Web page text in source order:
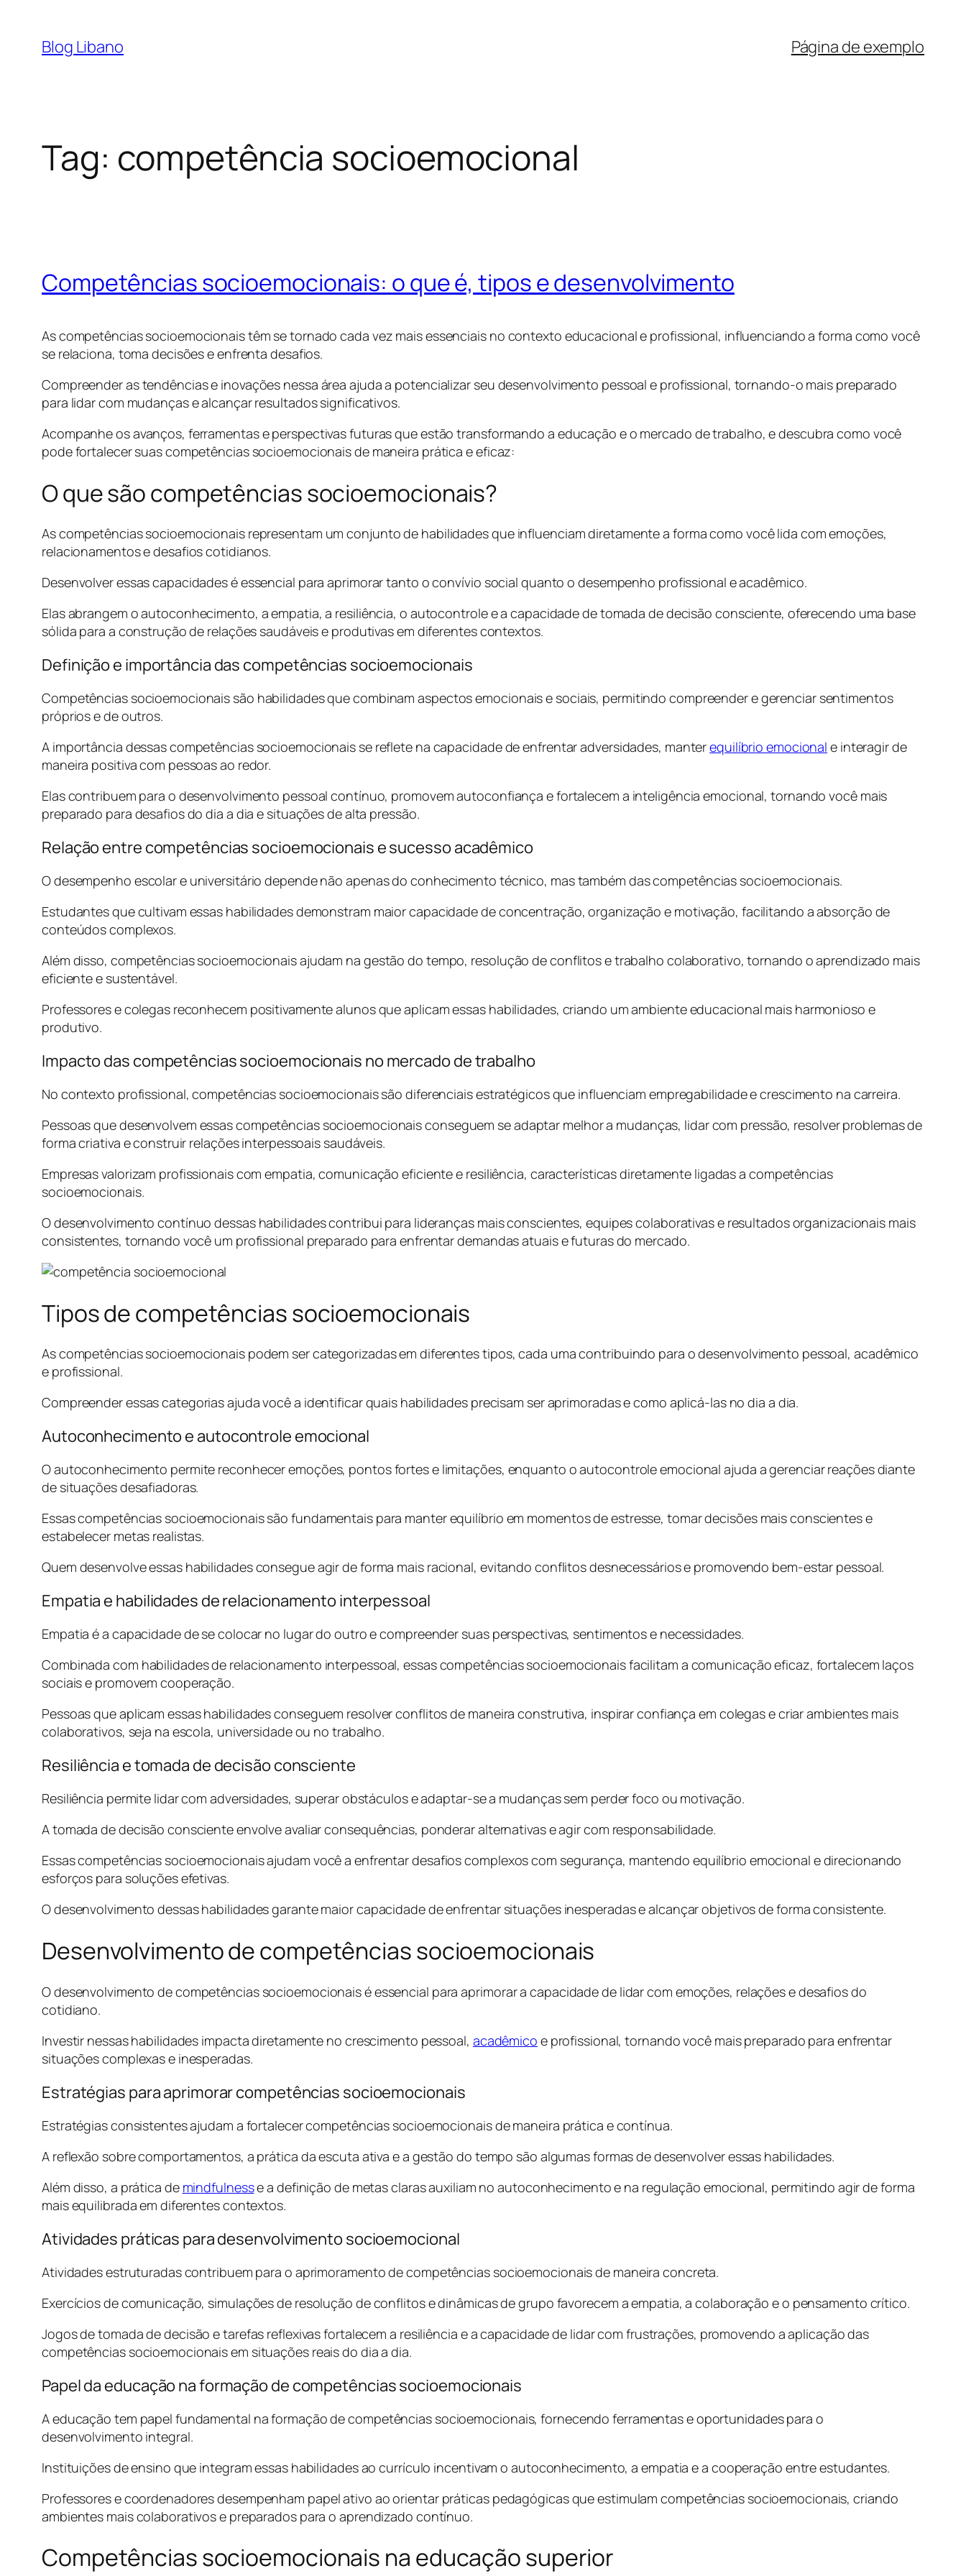
Blog Libano Página de exemplo
Tag: competência socioemocional
Competências socioemocionais: o que é, tipos e desenvolvimento
As competências socioemocionais têm se tornado cada vez mais essenciais no contexto educacional e profissional, influenciando a forma como você
se relaciona, toma decisões e enfrenta desafios.
Compreender as tendências e inovações nessa área ajuda a potencializar seu desenvolvimento pessoal e profissional, tornando-o mais preparado
para lidar com mudanças e alcançar resultados significativos.
Acompanhe os avanços, ferramentas e perspectivas futuras que estão transformando a educação e o mercado de trabalho, e descubra como você
pode fortalecer suas competências socioemocionais de maneira prática e eficaz:
O que são competências socioemocionais?
As competências socioemocionais representam um conjunto de habilidades que influenciam diretamente a forma como você lida com emoções,
relacionamentos e desafios cotidianos.
Desenvolver essas capacidades é essencial para aprimorar tanto o convívio social quanto o desempenho profissional e acadêmico.
Elas abrangem o autoconhecimento, a empatia, a resiliência, o autocontrole e a capacidade de tomada de decisão consciente, oferecendo uma base
sólida para a construção de relações saudáveis e produtivas em diferentes contextos.
Definição e importância das competências socioemocionais
Competências socioemocionais são habilidades que combinam aspectos emocionais e sociais, permitindo compreender e gerenciar sentimentos
próprios e de outros.
A importância dessas competências socioemocionais se reflete na capacidade de enfrentar adversidades, manterequilíbrio emocional e interagir de
maneira positiva com pessoas ao redor.
Elas contribuem para o desenvolvimento pessoal contínuo, promovem autoconfiança e fortalecem a inteligência emocional, tornando você mais
preparado para desafios do dia a dia e situações de alta pressão.
Relação entre competências socioemocionais e sucesso acadêmico
O desempenho escolar e universitário depende não apenas do conhecimento técnico, mas também das competências socioemocionais.
Estudantes que cultivam essas habilidades demonstram maior capacidade de concentração, organização e motivação, facilitando a absorção de
conteúdos complexos.
Além disso, competências socioemocionais ajudam na gestão do tempo, resolução de conflitos e trabalho colaborativo, tornando o aprendizado mais
eficiente e sustentável.
Professores e colegas reconhecem positivamente alunos que aplicam essas habilidades, criando um ambiente educacional mais harmonioso e
produtivo.
Impacto das competências socioemocionais no mercado de trabalho
No contexto profissional, competências socioemocionais são diferenciais estratégicos que influenciam empregabilidade e crescimento na carreira.
Pessoas que desenvolvem essas competências socioemocionais conseguem se adaptar melhor a mudanças, lidar com pressão, resolver problemas de
forma criativa e construir relações interpessoais saudáveis.
Empresas valorizam profissionais com empatia, comunicação eficiente e resiliência, características diretamente ligadas a competências
socioemocionais.
O desenvolvimento contínuo dessas habilidades contribui para lideranças mais conscientes, equipes colaborativas e resultados organizacionais mais
consistentes, tornando você um profissional preparado para enfrentar demandas atuais e futuras do mercado.
Tipos de competências socioemocionais
As competências socioemocionais podem ser categorizadas em diferentes tipos, cada uma contribuindo para o desenvolvimento pessoal, acadêmico
e profissional.
Compreender essas categorias ajuda você a identificar quais habilidades precisam ser aprimoradas e como aplicá-las no dia a dia.
Autoconhecimento e autocontrole emocional
O autoconhecimento permite reconhecer emoções, pontos fortes e limitações, enquanto o autocontrole emocional ajuda a gerenciar reações diante
de situações desafiadoras.
Essas competências socioemocionais são fundamentais para manter equilíbrio em momentos de estresse, tomar decisões mais conscientes e
estabelecer metas realistas.
Quem desenvolve essas habilidades consegue agir de forma mais racional, evitando conflitos desnecessários e promovendo bem-estar pessoal.
Empatia e habilidades de relacionamento interpessoal
Empatia é a capacidade de se colocar no lugar do outro e compreender suas perspectivas, sentimentos e necessidades.
Combinada com habilidades de relacionamento interpessoal, essas competências socioemocionais facilitam a comunicação eficaz, fortalecem laços
sociais e promovem cooperação.
Pessoas que aplicam essas habilidades conseguem resolver conflitos de maneira construtiva, inspirar confiança em colegas e criar ambientes mais
colaborativos, seja na escola, universidade ou no trabalho.
Resiliência e tomada de decisão consciente
Resiliência permite lidar com adversidades, superar obstáculos e adaptar-se a mudanças sem perder foco ou motivação.
A tomada de decisão consciente envolve avaliar consequências, ponderar alternativas e agir com responsabilidade.
Essas competências socioemocionais ajudam você a enfrentar desafios complexos com segurança, mantendo equilíbrio emocional e direcionando
esforços para soluções efetivas.
O desenvolvimento dessas habilidades garante maior capacidade de enfrentar situações inesperadas e alcançar objetivos de forma consistente.
Desenvolvimento de competências socioemocionais
O desenvolvimento de competências socioemocionais é essencial para aprimorar a capacidade de lidar com emoções, relações e desafios do
cotidiano.
Investir nessas habilidades impacta diretamente no crescimento pessoal, acadêmico e profissional, tornando você mais preparado para enfrentar
situações complexas e inesperadas.
Estratégias para aprimorar competências socioemocionais
Estratégias consistentes ajudam a fortalecer competências socioemocionais de maneira prática e contínua.
A reflexão sobre comportamentos, a prática da escuta ativa e a gestão do tempo são algumas formas de desenvolver essas habilidades.
Além disso, a prática de mindfulnesse a definição de metas claras auxiliam no autoconhecimento e na regulação emocional, permitindo agir de forma
mais equilibrada em diferentes contextos.
Atividades práticas para desenvolvimento socioemocional
Atividades estruturadas contribuem para o aprimoramento de competências socioemocionais de maneira concreta.
Exercícios de comunicação, simulações de resolução de conflitos e dinâmicas de grupo favorecem a empatia, a colaboração e o pensamento crítico.
Jogos de tomada de decisão e tarefas reflexivas fortalecem a resiliência e a capacidade de lidar com frustrações, promovendo a aplicação das
competências socioemocionais em situações reais do dia a dia.
Papel da educação na formação de competências socioemocionais
A educação tem papel fundamental na formação de competências socioemocionais, fornecendo ferramentas e oportunidades para o
desenvolvimento integral.
Instituições de ensino que integram essas habilidades ao currículo incentivam o autoconhecimento, a empatia e a cooperação entre estudantes.
Professores e coordenadores desempenham papel ativo ao orientar práticas pedagógicas que estimulam competências socioemocionais, criando
ambientes mais colaborativos e preparados para o aprendizado contínuo.
Competências socioemocionais na educação superior